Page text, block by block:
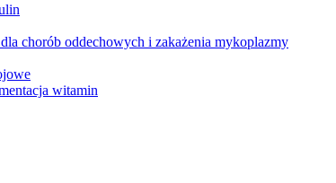
chorób oddechowych i zakażenia mykoplazmy
witamin